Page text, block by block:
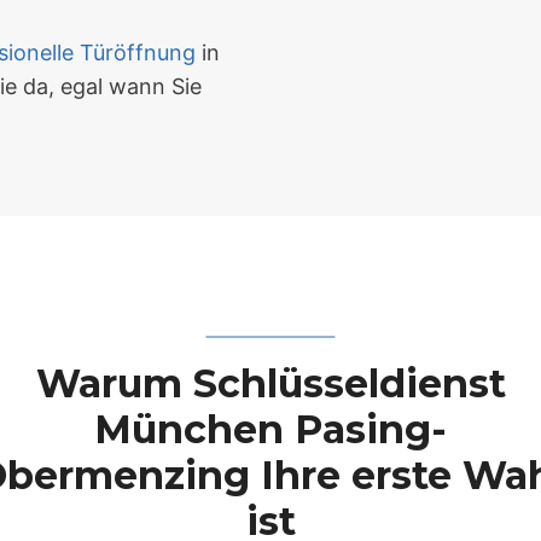
Türöffnung in
da, egal wann Sie
Warum Schlüsseldienst
München Pasing-
Ihre erste
ist